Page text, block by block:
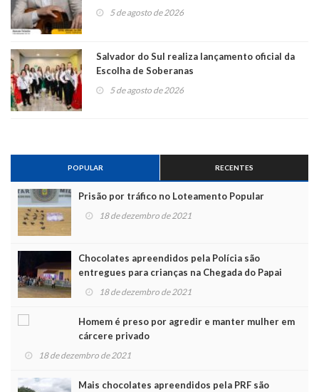
5 de agosto de 2026
Salvador do Sul realiza lançamento oficial da
Escolha de Soberanas
5 de agosto de 2026
POPULAR RECENTES
Prisão por tráfico no Loteamento Popular
18 de dezembro de 2021
Chocolates apreendidos pela Polícia são
entregues para crianças na Chegada do Papai
Noel
18 de dezembro de 2021
Homem é preso por agredir e manter mulher em
cárcere privado
18 de dezembro de 2021
Mais chocolates apreendidos pela PRF são